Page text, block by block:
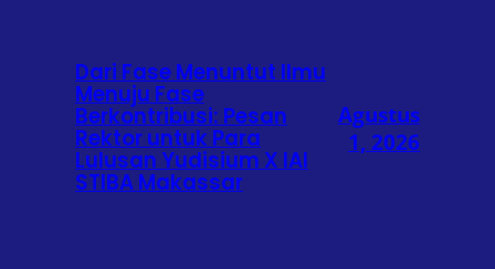
Dari Fase Menuntut Ilmu
Menuju Fase
Berkontribusi: Pesan
Rektor untuk Para
Lulusan Yudisium X IAI
STIBA Makassar
Agustus
1, 2026